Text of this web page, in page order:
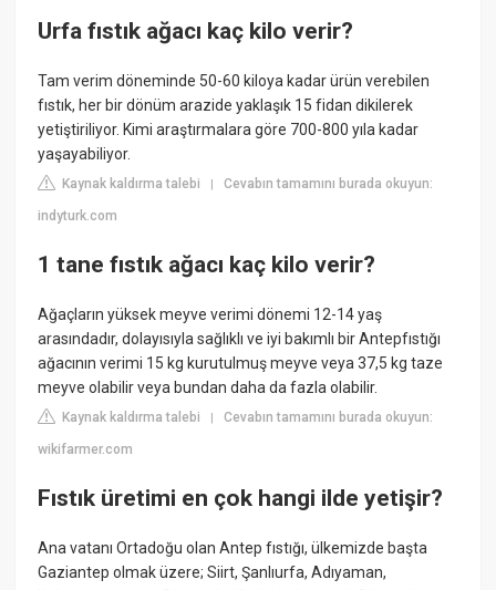
Urfa fıstık ağacı kaç kilo verir?
Tam verim döneminde 50-60 kiloya kadar ürün verebilen
fıstık, her bir dönüm arazide yaklaşık 15 fidan dikilerek
yetiştiriliyor. Kimi araştırmalara göre 700-800 yıla kadar
yaşayabiliyor.
Kaynak kaldırma talebi |Cevabın tamamını burada okuyun:
indyturk.com
1 tane fıstık ağacı kaç kilo verir?
Ağaçların yüksek meyve verimi dönemi 12-14 yaş
arasındadır, dolayısıyla sağlıklı ve iyi bakımlı bir Antepfıstığı
ağacının verimi 15 kg kurutulmuş meyve veya 37,5 kg taze
meyve olabilir veya bundan daha da fazla olabilir.
Kaynak kaldırma talebi |Cevabın tamamını burada okuyun:
wikifarmer.com
Fıstık üretimi en çok hangi ilde yetişir?
Ana vatanı Ortadoğu olan Antep fıstığı, ülkemizde başta
Gaziantep olmak üzere; Siirt, Şanlıurfa, Adıyaman,